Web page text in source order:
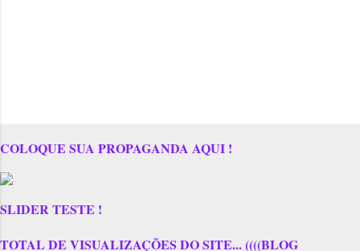
COLOQUE SUA PROPAGANDA AQUI !
SLIDER TESTE !
TOTAL DE VISUALIZAÇÕES DO SITE... ((((BLOG